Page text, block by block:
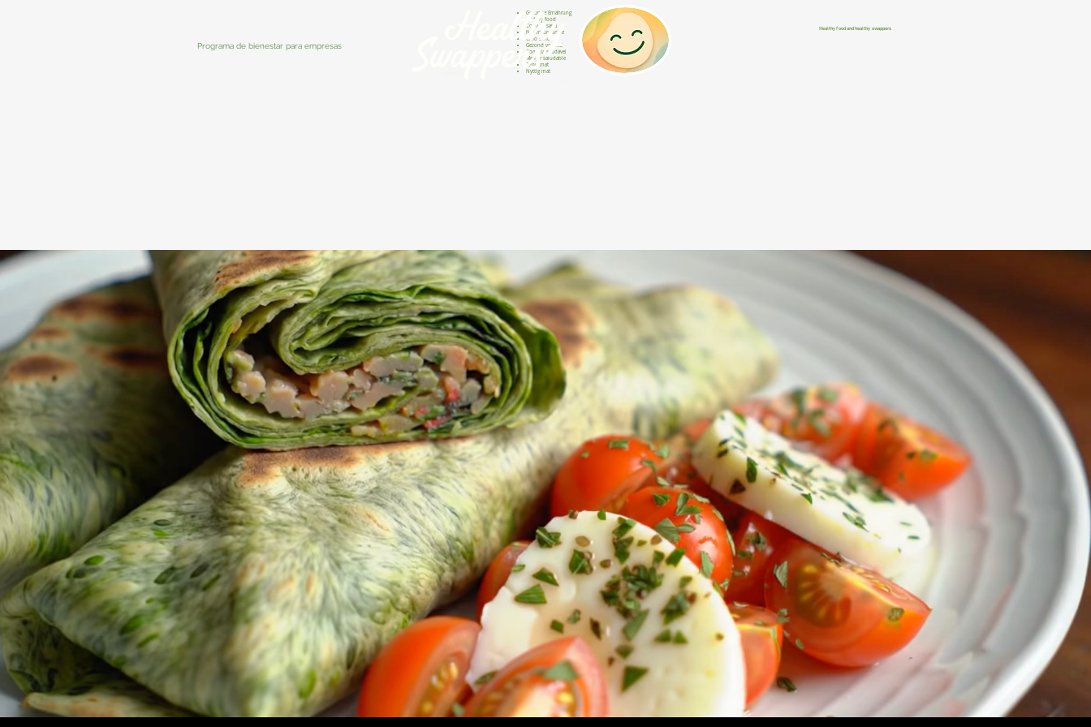
Programa de bienestar para empresas
Gesunde Ernährung
Healthy food
Comida sana
Nourriture saine
Cibo sano
Gezond voedsel
Comida saudável
Menjar saludable
Sunn mat
Nyttig mat
Healthy food and healthy swappers